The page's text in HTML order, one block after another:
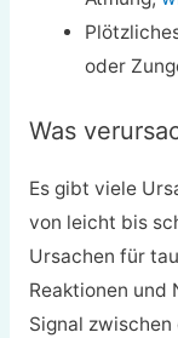
oder
Was
Es gibt viele
von leicht bis
Ursachen für
Reaktionen und
Signal